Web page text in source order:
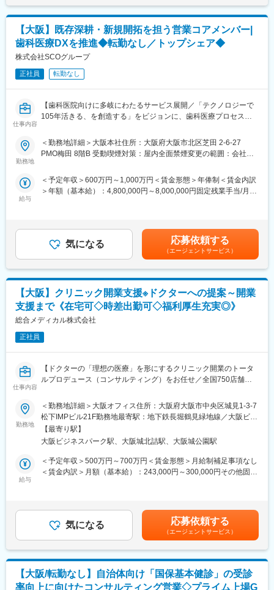
「地域医療の垣根を超え、医療の未来を創造する」ことを目指
し、病院や介護施設に対して必要な投融資を実施。またハンズオ
ン経営人材を送り出し、投融資先の経営陣としてバリューアップ
を主導しております。
（1）事業企画
財務諸表分析の読み方や、データの分析方法を学びます。改善計
画を策定し、最後にプレゼンをしていただきます。
（2）コンサル現場同行
先輩と一緒に配属予定の病院へ行き、計画した改善案を実行いた
だきます。
（3）最終報告
現場で得た学びを基に課題見つけ出すなど、コンサルティングの
ノウハウを改めて学びます。
・東証プライム上場企業のグループ会社であり経営基盤が安定し
ていながら、役員との距離が近く意思決定がスピーディーである
■魅力：
■働き方：
・関西、名古屋エリアに支援先法人が複数あるため、関西・名古
・出張先によってはマンスリーマンションを手配します（全額会
社負担）
・地方手当あり
■当社について：
東証プライム上場企業JMDCの子会社としての財務的な安定感と
信用を背景に、医療介護事業者に対して金融と事業の両面から経
営支援。資格保有者などのプロフェッショナルがいずれも複数名
在籍しています。
「地域医療の垣根を超え、医療の未来を創造する」ことを目指
を主導しております。
あくまでも目安の金額であり、選考を通じて上下する可能性があ
ります。月給(月額)は固定手当を含めた表記です。
【大阪】既存深耕・新規開拓を担う営業コアメンバー|
歯科医療DXを推進◆転勤なし／トップシェア◆
株式会社SCOグループ
正社員 転勤なし
仕事内容
【歯科医院向けに多岐にわたるサービス展開／「テクノロジーで
105年活きる、を創造する」をビジョンに、歯科医療プロセスの
■おすすめポイント：
歓迎！
★経験以上に、挑戦を楽しむ姿勢やビジョンへの共感を重視しま
自社SaaSプロダクト「paylight X」の営業活動を通じ、歯科医院
の経営改善と、その先にいる患者様の治療体験の変革を推進して
いただきます。
■業務詳細：
◎既存顧客への有償化アプローチ
・無償プランから有償プランへの切り替え提案
・顧客ニーズのヒアリングと経営課題の抽出
・製品デモンストレーションと導入効果のプレゼンテーション
・事業拡大を見据えた、未契約医院への能動的なアプローチ
ション形成
◎組織ナレッジの型化とチームビルディング
・自身の成功事例や営業手法を汎用的なナレッジとして型化
・組織全体の成約率向上や若手メンバーの育成を通じた営業組織
の強化
営業メンバー：20名
カスタマーサクセス・サポート：10名
★テクノロジーの力で歯科医療の課題解決に挑む成長企業です。
「テクノロジーで『105年活きる』を創造する」というビジョン
のもと、歯科医療の未来を変えるサービスを展開しています。
勤務地
＜勤務地詳細＞大阪本社住所：大阪府大阪市北区芝田 2-6-27
PMO梅田 8階B 受動喫煙対策：屋内全面禁煙変更の範囲：会社の
給与
＜予定年収＞600万円～1,000万円＜賃金形態＞年俸制＜賃金内訳
＞年額（基本給）：4,800,000円～8,000,000円固定残業手当/月：
給与補足＞※前職時を考慮しスキル、経験、能力に応じて決定■昇
給：年1回（6月）賃金はあくまでも目安の金額であり、選考を通
じて上下する可能性があります。月給(月額)は固定手当を含めた表
記です。
気になる 応募依頼する
（エージェントサービス）
【大阪】クリニック開業支援※ドクターへの提案～開業
支援まで《在宅可◇時差出勤可◇福利厚生充実◎》
総合メディカル株式会社
正社員
仕事内容
【ドクターの「理想の医療」を形にするクリニック開業のトータ
ルプロデュース（コンサルティング）をお任せ／全国750店舗以
生充実◎】
【業務概要】
全国12万人以上のドクターが登録する自社プラットフォーム
「DtoDコンシェルジュ」を活用し、クリニックの新規開業や継承
開業を検討されているドクターに対し、構想段階から開業後の経
営支援までを一貫してプロデュースします。
リングし、事業計画の策定やコンセプト設計を行います。
■物件選定・診療圏分析：独自のデータに基づき、最適な開業地や
継承案件（医療モール、戸建て、テナント等）を提案・仲介しま
種保険の提案。
■ハード・ソフトの整備：施設設計・施工のディレクション、医療
勤務地
＜勤務地詳細＞大阪オフィス住所：大阪府大阪市中央区城見1-3-7
松下IMPビル21F勤務地最寄駅：地下鉄長堀鶴見緑地線／大阪ビジ
ネスパーク駅受動喫煙対策：屋内全面禁煙変更の範囲：本社また
は営業拠点、グループ会社等出向（テレワークを行う場所を含
【最寄り駅】
大阪ビジネスパーク駅、大阪城北詰駅、大阪城公園駅
給与
＜予定年収＞500万円～700万円＜賃金形態＞月給制補足事項なし
＜賃金内訳＞月額（基本給）：243,000円～300,000円その他固定
10～20時間分の時間外手当として支給)賞与年2回（7月・12月）
※2024年度実績4.4ヵ月昇給年1回（4月）賃金はあくまでも目安の
金額であり、選考を通じて上下する可能性があります。月給(月額)
は固定手当を含めた表記です。
気になる 応募依頼する
（エージェントサービス）
【大阪/転勤なし】自治体向け「国保基本健診」の受診
率向上に向けたコンサルティング営業◇プライム上場G